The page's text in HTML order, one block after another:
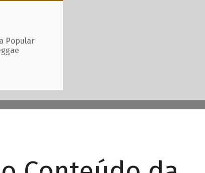
Popular